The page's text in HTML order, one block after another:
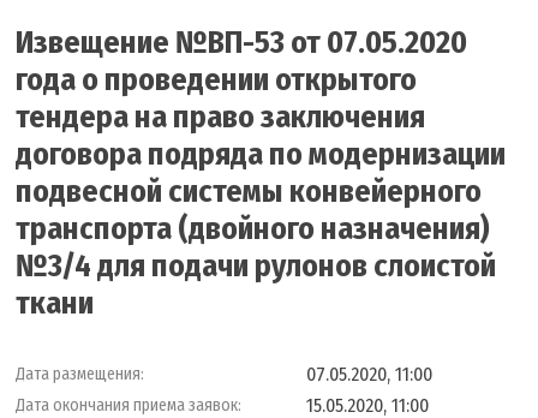
Извещение №ВП-53 от 07.05.2020
года о проведении открытого
тендера на право заключения
договора подряда по модернизации
подвесной системы конвейерного
транспорта (двойного назначения)
№3/4 для подачи рулонов слоистой
ткани
Дата размещения: 07.05.2020, 11:00
Дата окончания приема заявок: 15.05.2020, 11:00